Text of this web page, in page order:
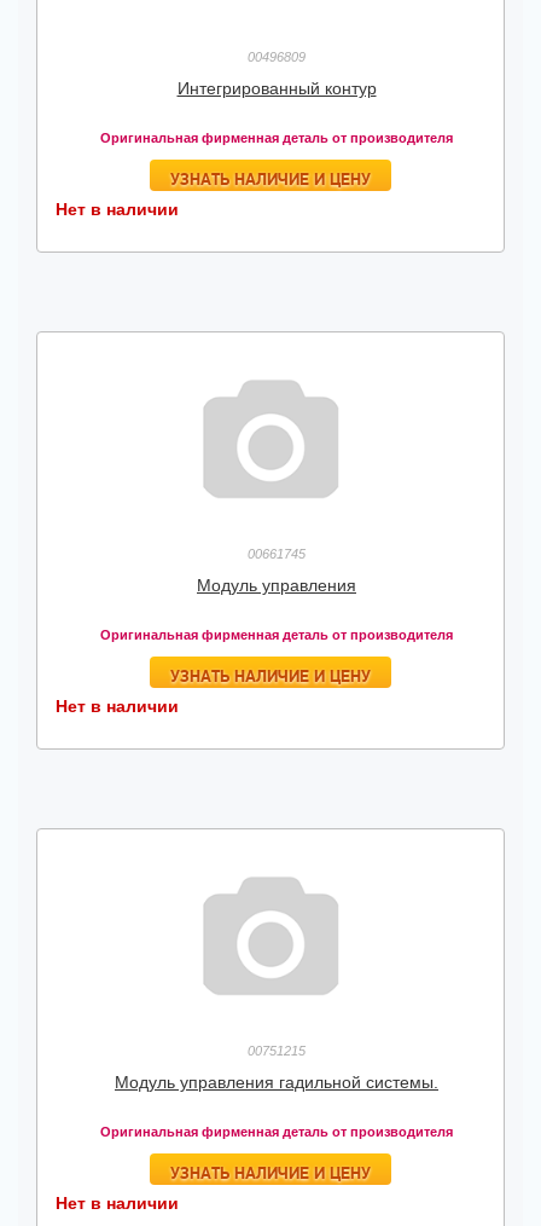
00496809
Интегрированный контур
Оригинальная фирменная деталь от производителя
УЗНАТЬ НАЛИЧИЕ И ЦЕНУ
Нет в наличии
00661745
Модуль управления
Оригинальная фирменная деталь от производителя
УЗНАТЬ НАЛИЧИЕ И ЦЕНУ
Нет в наличии
00751215
Модуль управления гадильной системы.
Оригинальная фирменная деталь от производителя
УЗНАТЬ НАЛИЧИЕ И ЦЕНУ
Нет в наличии